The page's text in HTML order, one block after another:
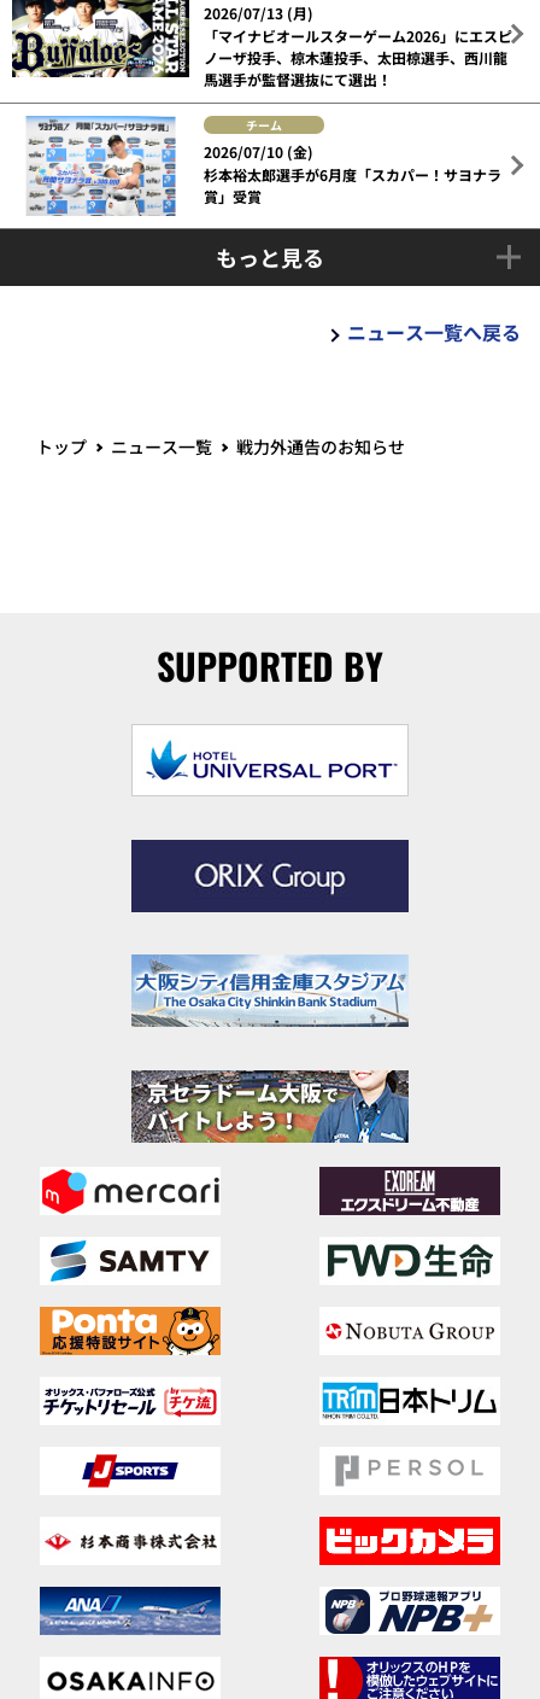
2026/07/13 (月)
「マイナビオールスターゲーム2026」にエスピ
ノーザ投手、椋木蓮投手、太田椋選手、西川龍
馬選手が監督選抜にて選出！
チーム
2026/07/10 (金)
杉本裕太郎選手が6月度「スカパー！サヨナラ
賞」受賞
もっと見る
ニュース一覧へ戻る
トップ ニュース一覧 戦力外通告のお知らせ
SUPPORTED BY